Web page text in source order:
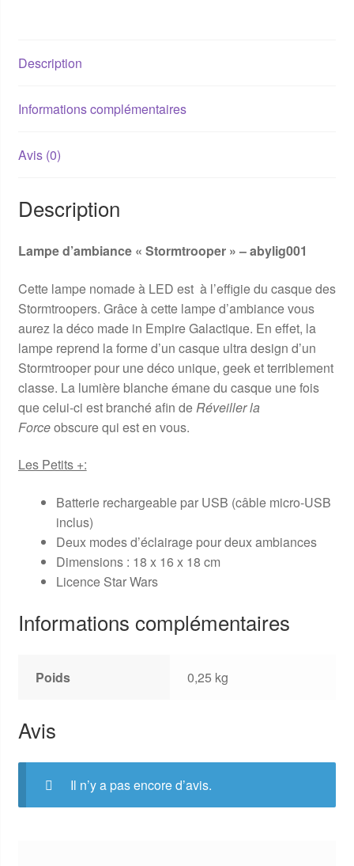
Description
Informations complémentaires
Avis (0)
Description
Lampe d’ambiance « Stormtrooper » – abylig001
Cette lampe nomade à LED est à l’effigie du casque des
Stormtroopers. Grâce à cette lampe d’ambiance vous
aurez la déco made in Empire Galactique. En effet, la
lampe reprend la forme d’un casque ultra design d’un
Stormtrooper pour une déco unique, geek et terriblement
classe. La lumière blanche émane du casque une fois
que celui-ci est branché afin deRéveiller la
Forceobscure qui est en vous.
Les Petits +:
Batterie rechargeable par USB (câble micro-USB
inclus)
Deux modes d’éclairage pour deux ambiances
Dimensions : 18 x 16 x 18 cm
Licence Star Wars
Informations complémentaires
Poids 0,25 kg
Avis
Il n’y a pas encore d’avis.